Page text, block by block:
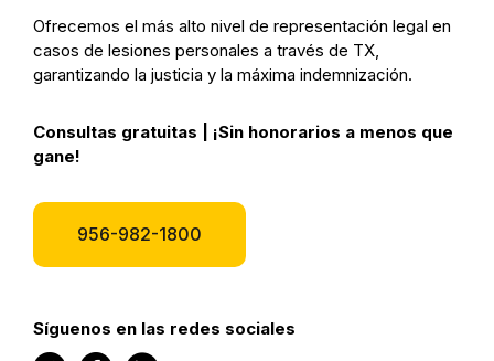
Ofrecemos el más alto nivel de representación legal en
casos de lesiones personales a través de TX,
garantizando la justicia y la máxima indemnización.
Consultas gratuitas | ¡Sin honorarios a menos que
gane!
956-982-1800
Síguenos en las redes sociales